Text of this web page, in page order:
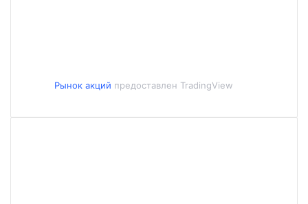
Рынок акций предоставлен TradingView